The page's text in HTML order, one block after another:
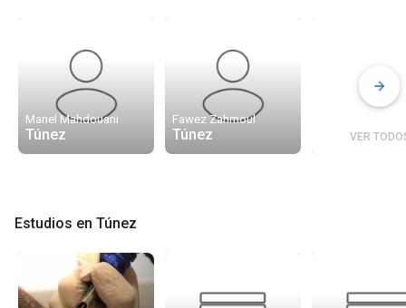
Manel Mahdouani
Túnez
Fawez Zahmoul
Túnez VER
Estudios en Túnez